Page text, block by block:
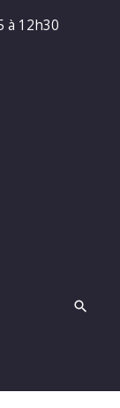
à 12h30